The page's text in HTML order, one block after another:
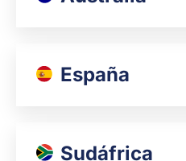
España
Sudáfrica